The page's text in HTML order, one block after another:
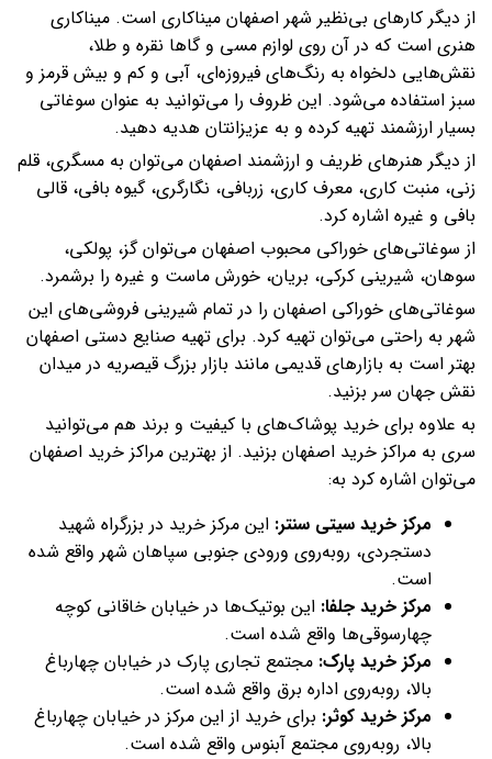
از دیگر کارهای بی‌نظیر شهر اصفهان میناکاری است. میناکاری
هنری است که در آن روی لوازم مسی و گاها نقره و طلا،
نقش‌هایی دلخواه به رنگ‌های فیروزه‌ای، آبی و کم و بیش قرمز و
سبز استفاده می‌شود. این ظروف را می‌توانید به عنوان سوغاتی
بسیار ارزشمند تهیه کرده و به عزیزانتان هدیه دهید.
از دیگر هنرهای ظریف و ارزشمند اصفهان می‌توان به مسگری،‌ قلم
زنی، منبت کاری، معرف کاری، زربافی، نگارگری، گیوه بافی‌، قالی
بافی و غیره اشاره کرد.
از سوغاتی‌های خوراکی محبوب اصفهان می‌توان گز، پولکی،
سوهان، شیرینی کرکی، بریان، خورش ماست و غیره را برشمرد.
سوغاتی‌های خوراکی اصفهان را در تمام شیرینی‌ فروشی‌های این
شهر به راحتی می‌توان تهیه کرد. برای تهیه صنایع دستی اصفهان
بهتر است به بازارهای قدیمی مانند بازار بزرگ قیصریه در میدان
نقش جهان سر بزنید.
به علاوه برای خرید پوشاک‌های با کیفیت و برند هم می‌توانید
سری به مراکز خرید اصفهان بزنید. از بهترین مراکز خرید اصفهان
می‌توان اشاره کرد به:
مرکز خرید سیتی سنتر: این مرکز خرید در بزرگراه شهید
دستجردی، روبه‌روی ورودی جنوبی سپاهان شهر واقع شده
است.
مرکز خرید جلفا: این بوتیک‌ها در خیابان خاقانی کوچه
چهارسوقی‌ها واقع شده است.
مرکز خرید پارک: مجتمع تجاری پارک در خیابان چهارباغ
بالا، روبه‌روی اداره برق واقع شده است.
مرکز خرید کوثر: برای خرید از این مرکز در خیابان چهارباغ
بالا، روبه‌روی مجتمع آبنوس واقع شده است.